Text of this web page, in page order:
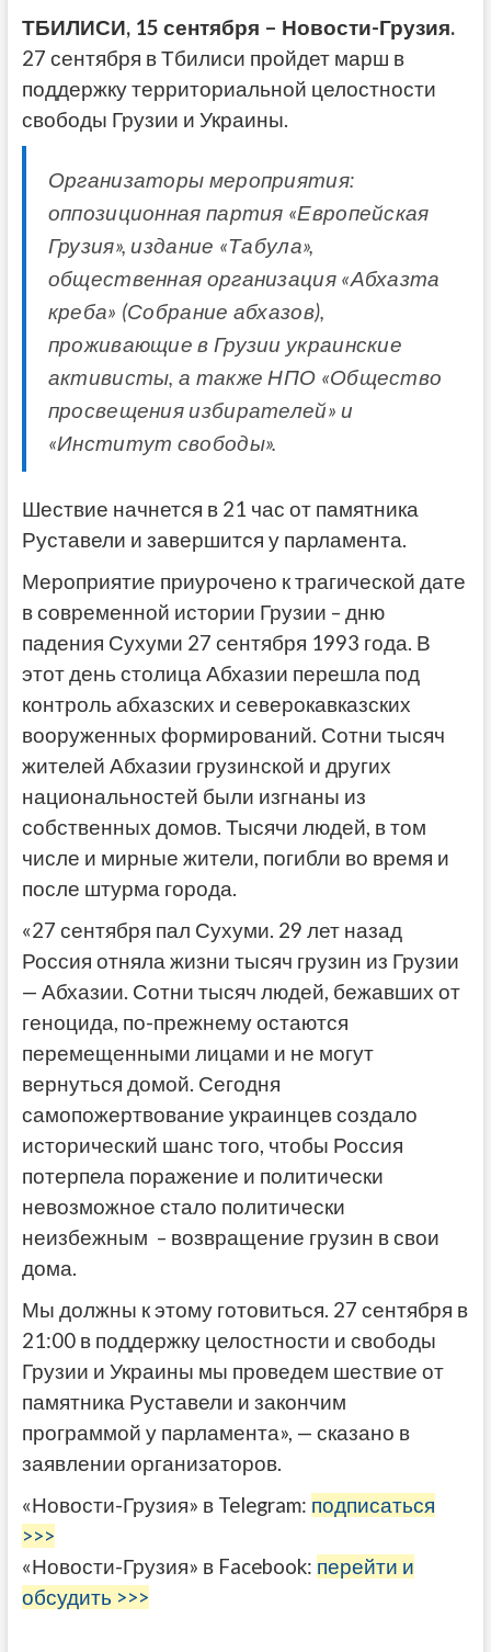
ТБИЛИСИ, 15 сентября – Новости-Грузия.
27 сентября в Тбилиси пройдет марш в
поддержку территориальной целостности
свободы Грузии и Украины.
Организаторы мероприятия:
оппозиционная партия «Европейская
Грузия», издание «Табула»,
общественная организация «Абхазта
креба» (Собрание абхазов),
проживающие в Грузии украинские
активисты, а также НПО «Общество
просвещения избирателей» и
«Институт свободы».
Шествие начнется в 21 час от памятника
Руставели и завершится у парламента.
Мероприятие приурочено к трагической дате
в современной истории Грузии – дню
падения Сухуми 27 сентября 1993 года. В
этот день столица Абхазии перешла под
контроль абхазских и северокавказских
вооруженных формирований. Сотни тысяч
жителей Абхазии грузинской и других
национальностей были изгнаны из
собственных домов. Тысячи людей, в том
числе и мирные жители, погибли во время и
после штурма города.
«27 сентября пал Сухуми. 29 лет назад
Россия отняла жизни тысяч грузин из Грузии
— Абхазии. Сотни тысяч людей, бежавших от
геноцида, по-прежнему остаются
перемещенными лицами и не могут
вернуться домой. Сегодня
самопожертвование украинцев создало
исторический шанс того, чтобы Россия
потерпела поражение и политически
невозможное стало политически
неизбежным – возвращение грузин в свои
дома.
Мы должны к этому готовиться. 27 сентября в
21:00 в поддержку целостности и свободы
Грузии и Украины мы проведем шествие от
памятника Руставели и закончим
программой у парламента», — сказано в
заявлении организаторов.
«Новости-Грузия» в Telegram: подписаться
>>>
«Новости-Грузия» в Facebook: перейти и
обсудить >>>